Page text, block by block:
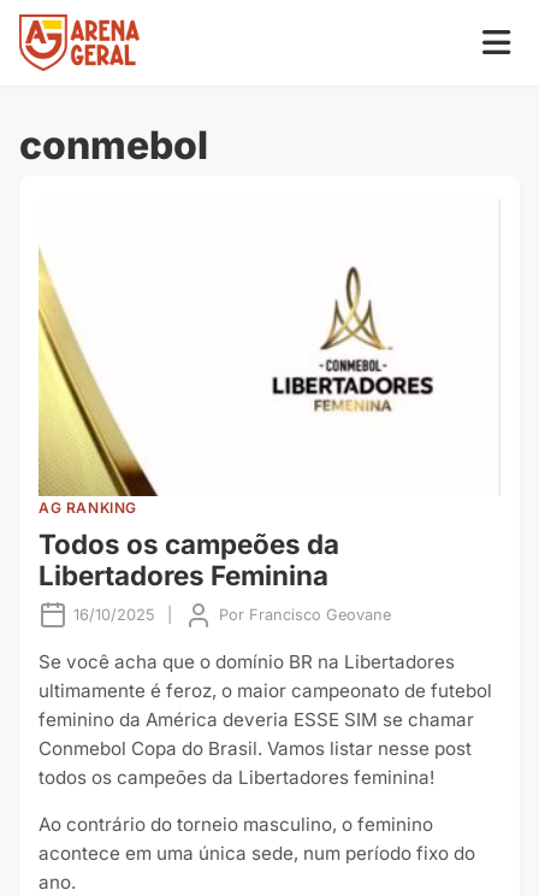
conmebol
AG RANKING
Todos os campeões da
Libertadores Feminina
16/10/2025 Por Francisco Geovane
Se você acha que o domínio BR na Libertadores
ultimamente é feroz, o maior campeonato de futebol
feminino da América deveria ESSE SIM se chamar
Conmebol Copa do Brasil. Vamos listar nesse post
todos os campeões da Libertadores feminina!
Ao contrário do torneio masculino, o feminino
acontece em uma única sede, num período fixo do
ano.